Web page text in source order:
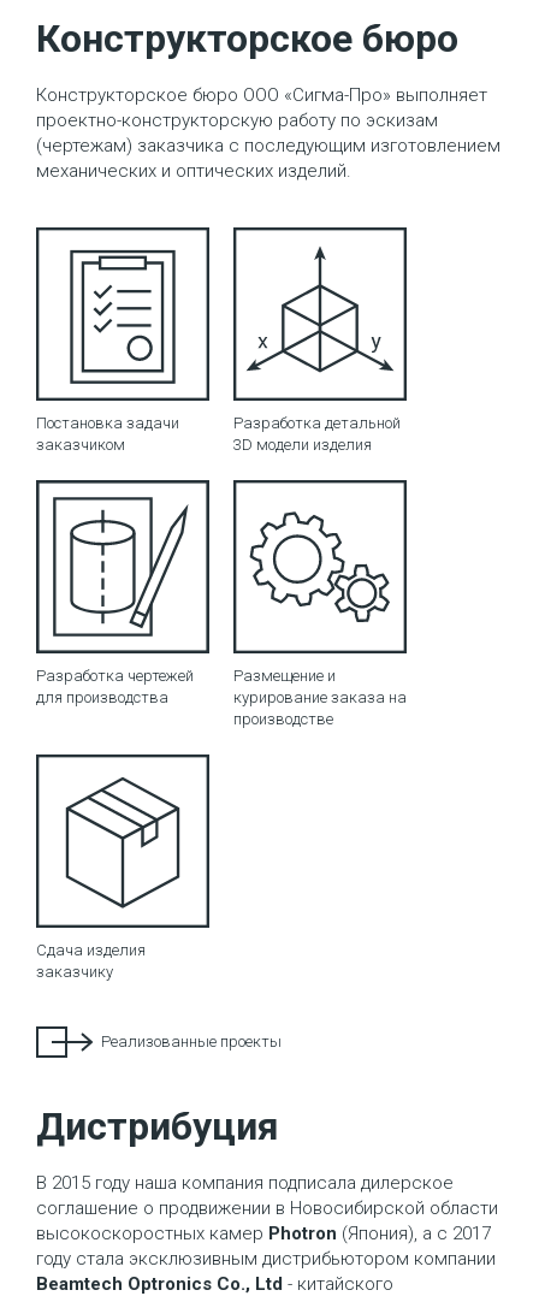
Конструкторское бюро
Конструкторское бюро ООО «Сигма-Про» выполняет
проектно-конструкторскую работу по эскизам
(чертежам) заказчика с последующим изготовлением
механических и оптических изделий.
Постановка задачи
заказчиком
Разработка детальной
3D модели изделия
Разработка чертежей
для производства
Размещение и
курирование заказа на
производстве
Сдача изделия
заказчику
Реализованные проекты
Дистрибуция
В 2015 году наша компания подписала дилерское
соглашение о продвижении в Новосибирской области
высокоскоростных камер Photron (Япония), а с 2017
году стала эксклюзивным дистрибьютором компании
Beamtech Optronics Co., Ltd - китайского